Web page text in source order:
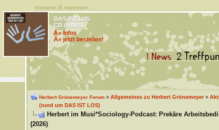
Startseite |Â Impressum
DAS IST LOS
CD / VINYL
Â» Infos
Â» jetzt bestellen!
Herbert Grönemeyer Forum» Allgemeines zu Herbert Grönemeyer»
(rund um DAS IST LOS)
Herbert im Musi*Sociology-Podcast: Prekäre
(2026)